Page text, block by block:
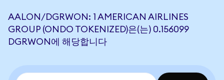
AALON/DGRWON: 1 AMERICAN AIRLINES
GROUP (ONDO TOKENIZED)은(는) 0.156099
DGRWON에 해당합니다